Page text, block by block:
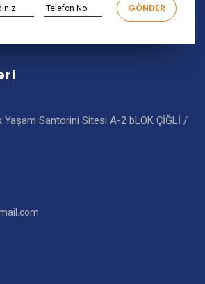
Yaşam Santorini Sitesi A-2 bLOK ÇİĞLİ /